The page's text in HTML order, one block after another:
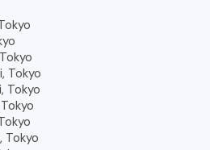
Tokyo
Tokyo
Tokyo